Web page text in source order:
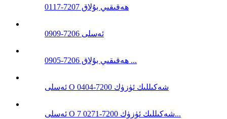
ھەقىقىي بۇلاق 7207-0117
ئەسلى 7206-0909
ھەقىقىي بۇلاق 7206-0905 ...
ئەسلى O شەكىللىك ئۈزۈك 7200-0404
ئەسلى O شەكىللىك ئۈزۈك 7200-0271 7...